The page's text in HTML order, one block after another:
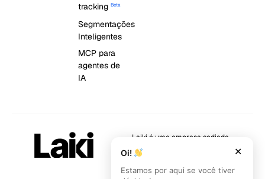
Oi! ✕
Estamos por aqui se você tiver
tracking Beta
Segmentações
Inteligentes
MCP para
agentes de
IA
Laiki é uma empresa sediada
Rodovia SC 401, 4100 – Km4 –
Saco Grande, Florianópolis –